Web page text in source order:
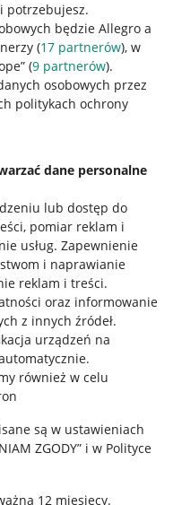
potrzebujesz.
będzie Allegro a
(17 partnerów), w
(9 partnerów).
osobowych przez
politykach ochrony
dane personalne
lub dostęp do
pomiar reklam i
usług. Zapewnienie
i naprawianie
reklam i treści.
oraz informowanie
z innych źródeł.
urządzeń na
.
również w celu
są w ustawieniach
ZGODY” i w Polityce
12 miesięcy.